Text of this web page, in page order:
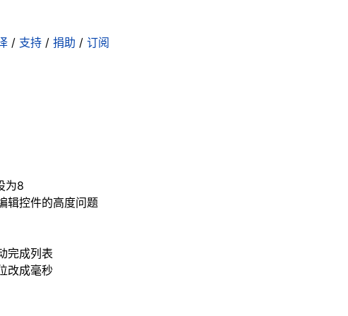
/ 支持 / 捐助 / 订阅
为8
辑控件的高度问题
完成列表
改成毫秒